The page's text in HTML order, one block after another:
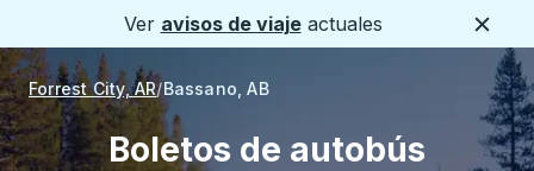
Ver avisos de viajeactuales
Forrest City, AR Bassano, AB
Boletos de autobús